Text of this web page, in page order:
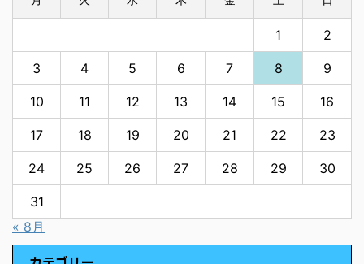
1 2
3 4 5 6 7 8 9
10 11 12 13 14 15 16
17 18 19 20 21 22 23
24 25 26 27 28 29 30
31
« 8月